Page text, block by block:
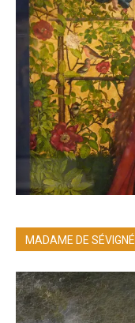
MADAME DE SÉVIGNÉ